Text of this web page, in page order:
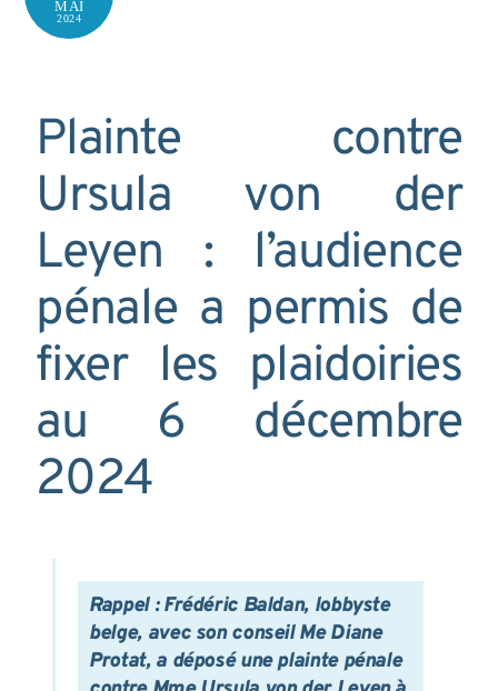
MAI
2024
Plainte contre
Ursula von der
Leyen : l’audience
pénale a permis de
fixer les plaidoiries
au 6 décembre
2024
Rappel : Frédéric Baldan, lobbyste
belge, avec son conseil Me Diane
Protat, a déposé une plainte pénale